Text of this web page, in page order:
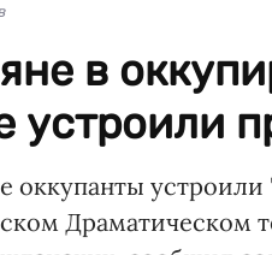
в
устроили
оккупанты
Драматическом